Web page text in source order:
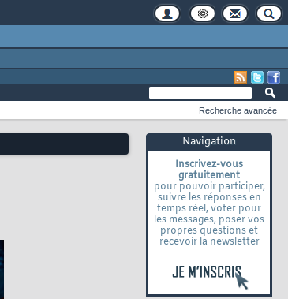
Navigation
Inscrivez-vous
gratuitement
pour pouvoir participer,
suivre les réponses en
temps réel, voter pour
les messages, poser vos
propres questions et
recevoir la newsletter
Recherche avancée